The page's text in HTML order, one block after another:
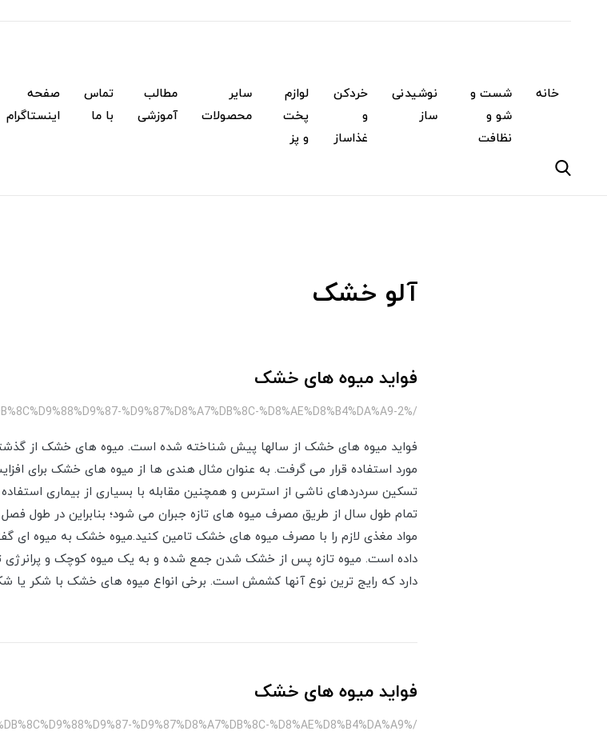
خانه
شست و
شو و
نظافت
نوشیدنی
ساز
خردکن
و
غذاساز
لوازم
پخت
و پز
سایر
محصولات
مطالب
آموزشی
تماس
با ما
صفحه
اینستاگرام
آلو خشک
فواید میوه های خشک
/%D9%81%D9%88%D8%A7%DB%8C%D8%AF-%D9%85%DB%8C%D9%88%D9%87-%D9%87%D8%A7%DB%8C-%D8%AE%D8%B4%DA%A9-2
فواید میوه های خشک از سالها پیش شناخته شده است. میوه های خشک از
مورد استفاده قرار می گرفت. به عنوان مثال هندی ها از میوه های خشک برای
تسکین سردردهای ناشی از استرس و همچنین مقابله با بسیاری از بیماری
تمام طول سال از طریق مصرف میوه های تازه جبران می شود؛ بنابراین در طول
مواد مغذی لازم را با مصرف میوه های خشک تامین کنید.میوه خشک به میوه ای
داده است. میوه تازه پس از خشک شدن جمع شده و به یک میوه کوچک و پرانرژی
دارد که رایج ترین نوع آنها کشمش است. برخی انواع میوه های خشک با شکر
فواید میوه های خشک
/%D9%81%D9%88%D8%A7%DB%8C%D8%AF-%D9%85%DB%8C%D9%88%D9%87-%D9%87%D8%A7%DB%8C-%D8%AE%D8%B4%DA%A9